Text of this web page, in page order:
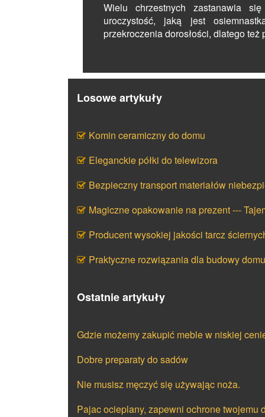
Wielu chrzestnych zastanawia
uroczystość, jaką jest
przekroczenia dorosłości, dlatego też
Losowe artykuły
Komin ceramiczny do domu
Eleganckie półki do telewizora
Bezpieczny transport materiałów
Magiczne opakowanie na prezent ---
Producent wysokiej jakości tarcz
Praktyczne rozwiązania dla budowy domu
Ostatnie artykuły
Gdzie możemy zakupić meble w niskiej
Dobre preparaty do sadów
Nie musisz męczyć się używając noża.
Pajac ocieplany, zapewni ochrone twojemu